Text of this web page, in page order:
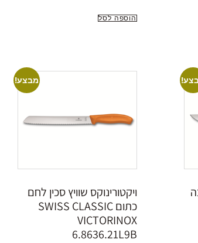
הוספה לסל
מבצע!
ויקטורינוקס שוויץ סכין לחם
כתום SWISS CLASSIC
VICTORINOX
6.8636.21L9B